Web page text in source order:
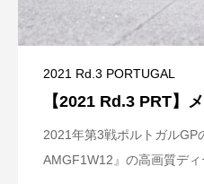
2021 Rd.3 PORTUGAL
【2021 Rd.3 PRT】
2021年第3戦ポルトガルGP
AMGF1W12』の高画質ディ